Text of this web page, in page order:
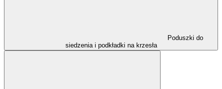
Poduszki do
siedzenia i podkładki na krzesła